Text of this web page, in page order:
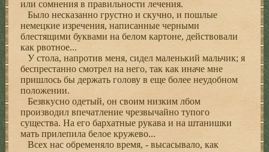
или сомнения в правильности лечения.
Было несказанно грустно и скучно, и пошлые
немецкие изречения, написанные черными
блестящими буквами на белом картоне, действовали
как рвотное...
У стола, напротив меня, сидел маленький мальчик; я
беспрестанно смотрел на него, так как иначе мне
пришлось бы держать голову в еще более неудобном
положении.
Безвкусно одетый, он своим низким лбом
производил впечатление чрезвычайно тупого
существа. На его бархатные рукава и на штанишки
мать прилепила белое кружево...
Всех нас обременяло время, - высасывало, как